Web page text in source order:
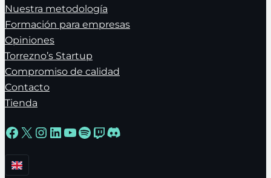
Nuestra metodología
Formación para empresas
Opiniones
Torrezno’s Startup
Compromiso de calidad
Contacto
Tienda
Facebook
X Instagram
LinkedIn
YouTube
Spotify
Twitch
Discord